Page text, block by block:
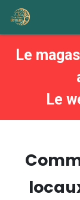
Se rendre au
Le
Le